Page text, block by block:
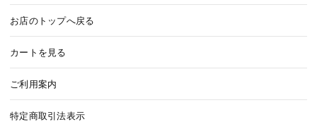
お店のトップへ戻る
カートを見る
ご利用案内
特定商取引法表示